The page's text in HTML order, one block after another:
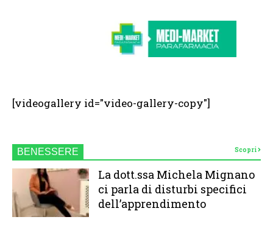
[videogallery id="video-gallery-copy"]
BENESSERE Scopri
La dott.ssa Michela Mignano
ci parla di disturbi specifici
dell’apprendimento